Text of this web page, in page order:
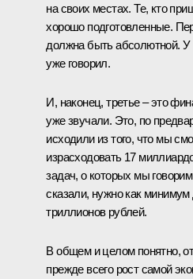
на своих местах. Те, кто
хорошо подготовленные.
должна быть абсолютной. У
уже говорил.
И, наконец, третье – это
уже звучали. Это, по
исходили из того, что мы
израсходовать 17
задач, о которых мы
сказали, нужно как
триллионов рублей.
В общем и целом понятно,
прежде всего рост самой